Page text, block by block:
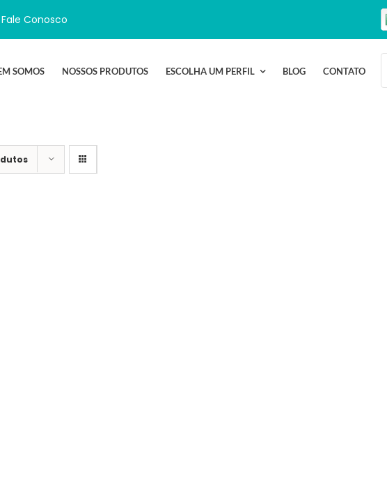
Fale Conosco
SOMOS NOSSOS PRODUTOS ESCOLHA UM PERFIL BLOG CONTATO